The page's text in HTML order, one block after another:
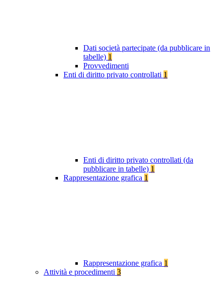
Dati società partecipate (da pubblicare in
tabelle) 1
Provvedimenti
Enti di diritto privato controllati 1
Enti di diritto privato controllati (da
pubblicare in tabelle) 1
Rappresentazione grafica 1
Rappresentazione grafica 1
Attività e procedimenti 3